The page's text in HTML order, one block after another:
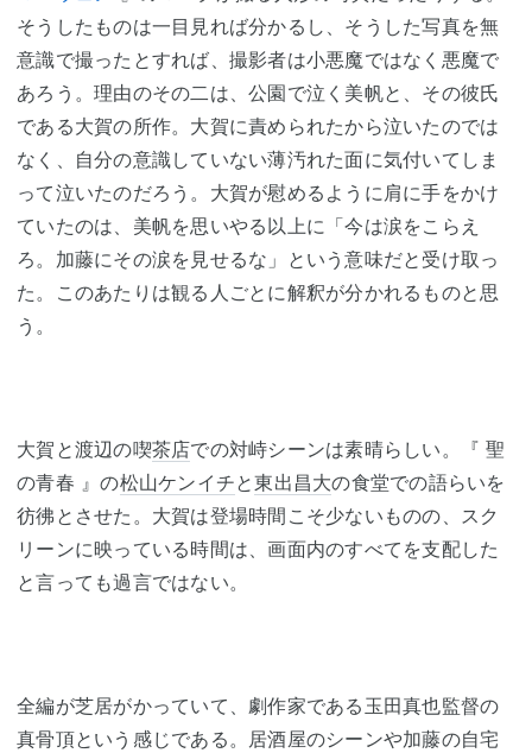
そうしたものは一目見れば分かるし、そうした写真を無
意識で撮ったとすれば、撮影者は小悪魔ではなく悪魔で
あろう。理由のその二は、公園で泣く美帆と、その彼氏
である大賀の所作。大賀に責められたから泣いたのでは
なく、自分の意識していない薄汚れた面に気付いてしま
って泣いたのだろう。大賀が慰めるように肩に手をかけ
ていたのは、美帆を思いやる以上に「今は涙をこらえ
ろ。加藤にその涙を見せるな」という意味だと受け取っ
た。このあたりは観る人ごとに解釈が分かれるものと思
う。
大賀と渡辺の喫茶店での対峙シーンは素晴らしい。『 聖
の青春 』の松山ケンイチと東出昌大の食堂での語らいを
彷彿とさせた。大賀は登場時間こそ少ないものの、スク
リーンに映っている時間は、画面内のすべてを支配した
と言っても過言ではない。
全編が芝居がかっていて、劇作家である玉田真也監督の
真骨頂という感じである。居酒屋のシーンや加藤の自宅